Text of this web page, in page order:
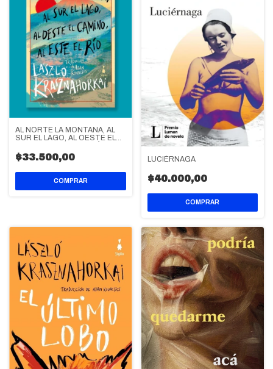
AL NORTE LA MONTAÑA, AL
SUR EL LAGO, AL OESTE EL
$33.500,00 LUCIÉRNAGA
$40.000,00